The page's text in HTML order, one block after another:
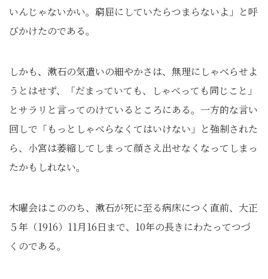
いんじゃないかい。窮屈にしていたらつまらないよ」と呼
びかけたのである。
しかも、漱石の気遣いの細やかさは、無理にしゃべらせよ
うとはせず、「だまっていても、しゃべっても同じこと」
とサラリと言ってのけているところにある。一方的な言い
回しで「もっとしゃべらなくてはいけない」と強制された
ら、小宮は萎縮してしまって顔さえ出せなくなってしまっ
たかもしれない。
木曜会はこののち、漱石が死に至る病床につく直前、大正
５年（1916）11月16日まで、10年の長きにわたってつづ
くのである。